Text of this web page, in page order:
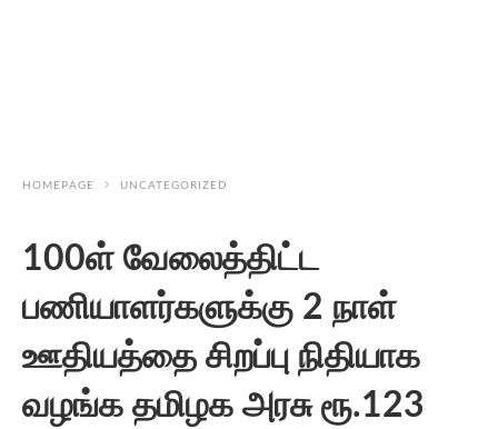
HOMEPAGE UNCATEGORIZED
100ள் வேலைத்திட்ட
பணியாளர்களுக்கு 2 நாள்
ஊதியத்தை சிறப்பு நிதியாக
வழங்க தமிழக அரசு ரூ.123